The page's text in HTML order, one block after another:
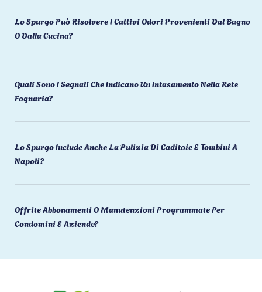
Lo Spurgo Può Risolvere I Cattivi Odori Provenienti Dal Bagno
O Dalla Cucina?
Quali Sono I Segnali Che Indicano Un Intasamento Nella Rete
Fognaria?
Lo Spurgo Include Anche La Pulizia Di Caditoie E Tombini A
Napoli?
Offrite Abbonamenti O Manutenzioni Programmate Per
Condomini E Aziende?